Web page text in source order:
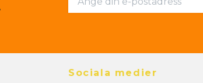
Sociala medier